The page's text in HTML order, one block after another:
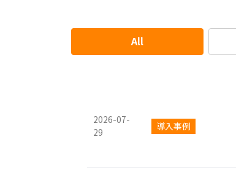
All
2026-07-
29
導入事例